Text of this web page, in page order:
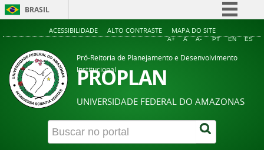
BRASIL
Simplifique!
Acesso à informação
Legislação
Canais
ACESSIBILIDADE ALTO CONTRASTE MAPA DO SITE
A+ A A- PT EN ES
Pró-Reitoria de Planejamento e Desenvolvimento
Institucional
PROPLAN
UNIVERSIDADE FEDERAL DO AMAZONAS